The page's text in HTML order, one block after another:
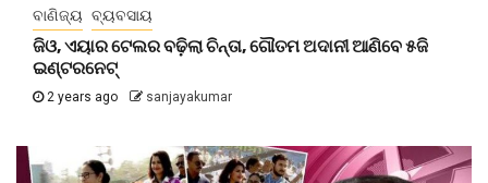
ବାଣିଜ୍ୟ ବ୍ୟବସାୟ
ଜିଓ, ଏୟାର ଟେଲର ବଢ଼ିଲା ଚିନ୍ତା, ଗୌତମ ଅଦାନୀ ଆଣି‌ବେ ୫ଜି
ଇଣ୍ଟରନେଟ୍
2 years ago sanjayakumar